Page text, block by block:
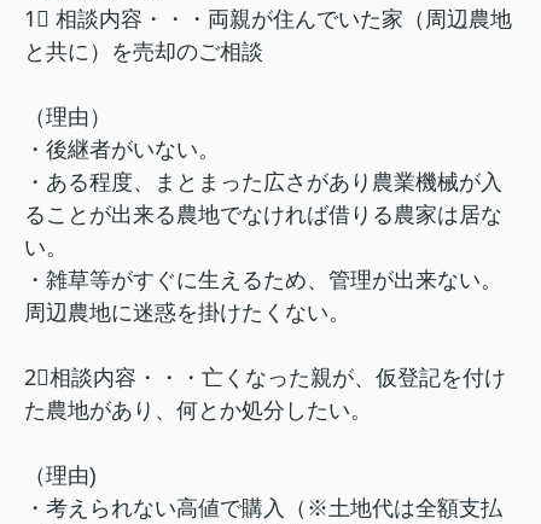
1⃣ 相談内容・・・両親が住んでいた家（周辺農地
と共に）を売却のご相談
（理由）
・後継者がいない。
・ある程度、まとまった広さがあり農業機械が入
ることが出来る農地でなければ借りる農家は居な
い。
・雑草等がすぐに生えるため、管理が出来ない。
周辺農地に迷惑を掛けたくない。
2⃣相談内容・・・亡くなった親が、仮登記を付け
た農地があり、何とか処分したい。
（理由)
・考えられない高値で購入（※土地代は全額支払